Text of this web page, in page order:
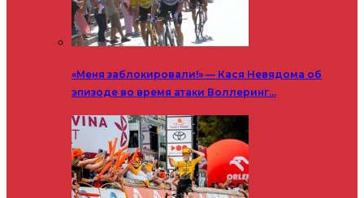
«Меня заблокировали!» — Кася Невядома об
эпизоде во время атаки Воллеринг…